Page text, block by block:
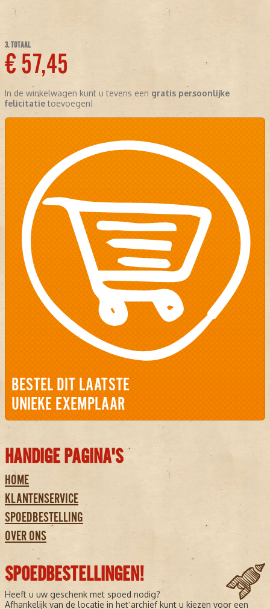
3. TOTAAL
€ 57,45
In de winkelwagen kunt u tevens een gratis persoonlijke
felicitatietoevoegen!
BESTEL DIT LAATSTE
UNIEKE EXEMPLAAR
HANDIGE PAGINA'S
HOME
KLANTENSERVICE
SPOEDBESTELLING
OVER ONS
SPOEDBESTELLINGEN!
Heeft u uw geschenk met spoed nodig?
Afhankelijk van de locatie in het archief kunt u kiezen voor een